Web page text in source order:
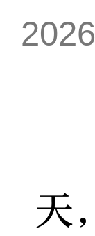
5
天